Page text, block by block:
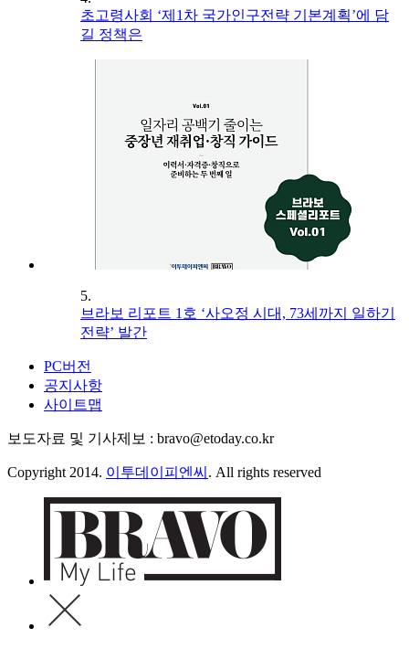
초고령사회 ‘제1차 국가인구전략 기본계획’에 담
길 정책은
5.
브라보 리포트 1호 ‘사오정 시대, 73세까지 일하기
전략’ 발간
PC버전
공지사항
사이트맵
보도자료 및 기사제보 : bravo@etoday.co.kr
Copyright 2014. 이투데이피엔씨 . All rights reserved